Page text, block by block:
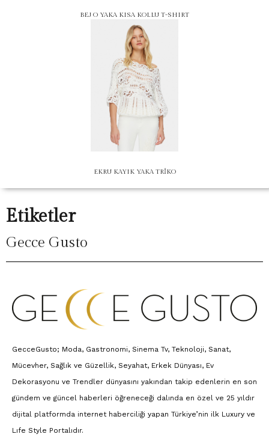
BEJ O YAKA KISA KOLLU T-SHIRT
EKRU KAYIK YAKA TRİKO
Etiketler
Gecce Gusto
GecceGusto; Moda, Gastronomi, Sinema Tv, Teknoloji, Sanat,
Mücevher, Sağlık ve Güzellik, Seyahat, Erkek Dünyası, Ev
Dekorasyonu ve Trendler dünyasını yakından takip edenlerin en son
gündem ve güncel haberleri öğreneceği dalında en özel ve 25 yıldır
dijital platformda internet haberciliği yapan Türkiye’nin ilk Luxury ve
Lıfe Style Portalıdır.